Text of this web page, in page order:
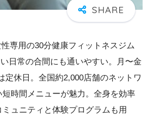
専用の30分健康フィットネスジム
日常の合間にも通いやすい。月〜金
定休日。全国約2,000店舗のネットワ
時間メニューが魅力。全身を効率
ュニティと体験プログラムも用